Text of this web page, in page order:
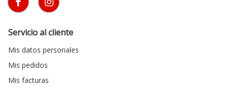
Servicio al cliente
Mis datos personales
Mis pedidos
Mis facturas